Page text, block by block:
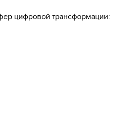
цифровой трансформации: